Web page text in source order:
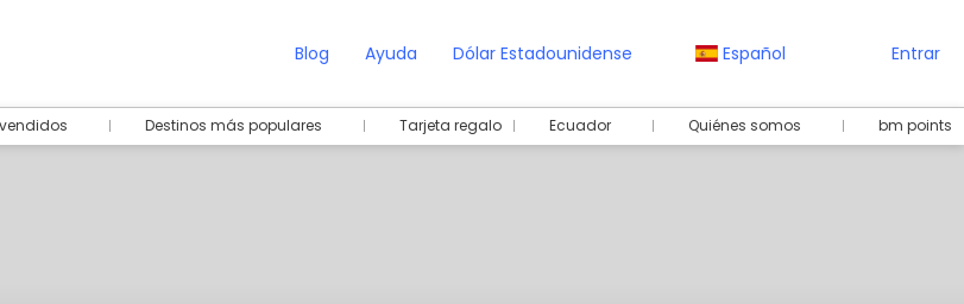
Blog Ayuda Dólar Estadounidense Español Entrar
Destinos más populares Tarjeta regalo Ecuador Quiénes somos bm points